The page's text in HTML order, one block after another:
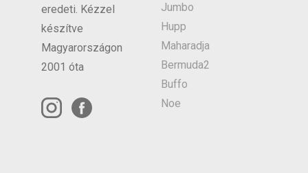
eredeti. Kézzel
készítve
Magyarországon
2001 óta
Jumbo
Hupp
Maharadja
Bermuda2
Buffo
Noe